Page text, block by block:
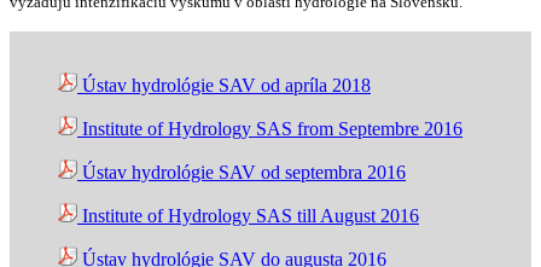
Ústav hydrológie SAV od apríla 2018
Institute of Hydrology SAS from Septembre 2016
Ústav hydrológie SAV od septembra 2016
Institute of Hydrology SAS till August 2016
Ústav hydrológie SAV do augusta 2016